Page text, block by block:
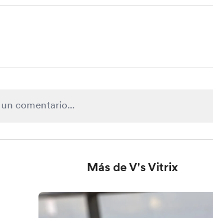
Más de V's Vitrix